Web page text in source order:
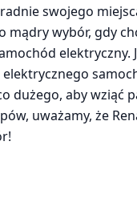
swojego
mądry wybór, gdy
elektryczny.
dużego, aby wziąć
uważamy, że